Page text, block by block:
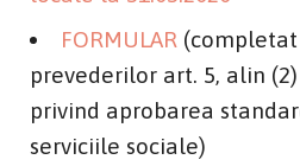
FORMULAR
prevederilor art. 5, alin (2)
privind aprobarea
serviciile sociale)